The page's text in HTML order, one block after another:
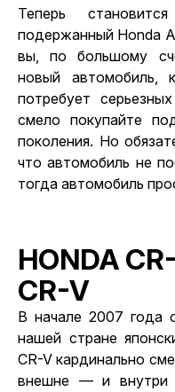
Теперь
подержанный Honda
вы, по большому
новый автомобиль,
потребует
смело покупайте
поколения. Но
что автомобиль не
тогда автомобиль
HONDA
CR-V
В начале 2007 года
нашей стране
CR-V кардинально
внешне — и внутри